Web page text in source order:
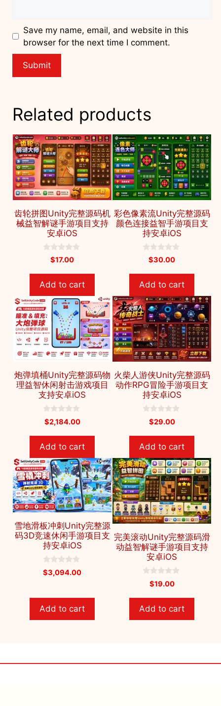
Save my name, email, and website in this
browser for the next time I comment.
Related products
齿轮拼图Unity完整源码机
械益智解谜手游项目支持
安卓iOS
o
5
$17.00
Add to cart
彩色像素流Unity完整源码
颜色连接益智手游项目支
持安卓iOS
o
5
$30.00
Add to cart
炮弹填桶Unity完整源码物
理益智休闲射击游戏项目
支持安卓iOS
0
o
o
5
$2,184.00
Add to cart
火柴人游侠Unity完整源码
动作RPG冒险手游项目支
持安卓iOS
o
5
$29.00
Add to cart
雪地滑板冲刺Unity完整源
码3D竞速休闲手游项目支
持安卓iOS
0
o
o
f
5
$3,094.00
Add to cart
完美滚动Unity完整源码滑
动益智解谜手游项目支持
安卓iOS
o
5
$19.00
Add to cart